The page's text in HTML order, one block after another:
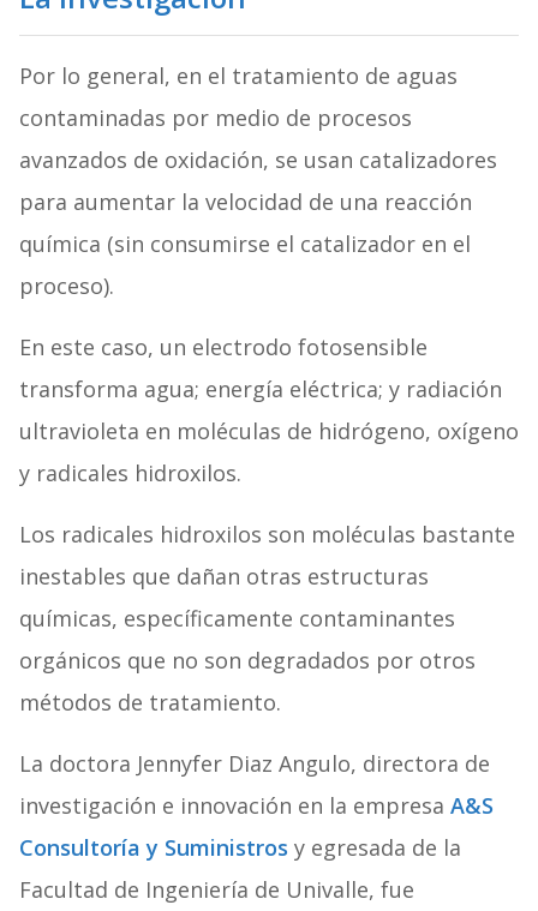
Por lo general, en el tratamiento de aguas
contaminadas por medio de procesos
avanzados de oxidación, se usan catalizadores
para aumentar la velocidad de una reacción
química (sin consumirse el catalizador en el
proceso).
En este caso, un electrodo fotosensible
transforma agua; energía eléctrica; y radiación
ultravioleta en moléculas de hidrógeno, oxígeno
y radicales hidroxilos.
Los radicales hidroxilos son moléculas bastante
inestables que dañan otras estructuras
químicas, específicamente contaminantes
orgánicos que no son degradados por otros
métodos de tratamiento.
La doctora Jennyfer Diaz Angulo, directora de
investigación e innovación en la empresa A&S
Consultoría y Suministros y egresada de la
Facultad de Ingeniería de Univalle, fue